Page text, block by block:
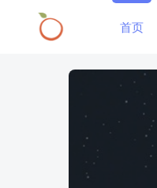
首页